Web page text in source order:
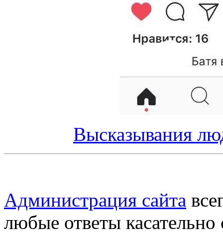
Высказывания
Администрация сайта
любые ответы касательно